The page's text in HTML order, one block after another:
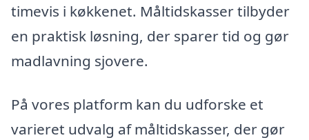
timevis i køkkenet. Måltidskasser tilbyder
en praktisk løsning, der sparer tid og gør
madlavning sjovere.
På vores platform kan du udforske et
varieret udvalg af måltidskasser, der gør